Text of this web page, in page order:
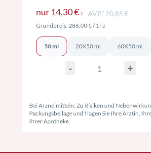
nur 14,30 € 2Preise inkl. MwSt.
AVP² 20,85 €
Grundpreis:286,00 €/ 1 l 2Preise inkl. MwSt.
50 ml 20X50 ml 60X50 ml
- +
Bei Arzneimitteln: Zu Risiken und
Packungsbeilage und fragen Sie Ihre Ärztin,
Ihrer Apotheke.